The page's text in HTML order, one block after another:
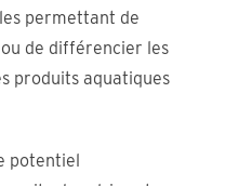
permettant de
de différencier les
produits aquatiques
potentiel